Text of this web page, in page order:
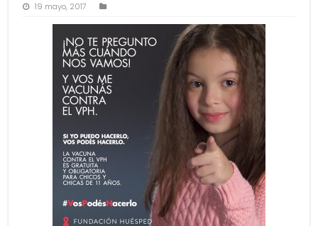
19 mayo, 2017